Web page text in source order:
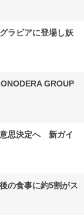
ラビアに登場し妖
GROUP
思決定へ 新ガイ
の食事に約5割がス